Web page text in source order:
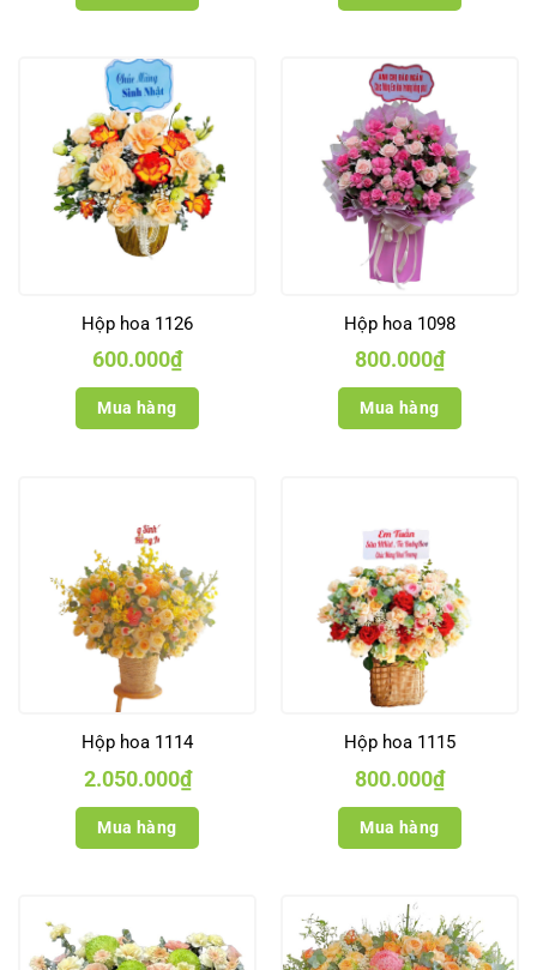
Hộp hoa 1126
600.000₫
Mua hàng
Hộp hoa 1098
800.000₫
Mua hàng
Hộp hoa 1114
2.050.000₫
Mua hàng
Hộp hoa 1115
800.000₫
Mua hàng